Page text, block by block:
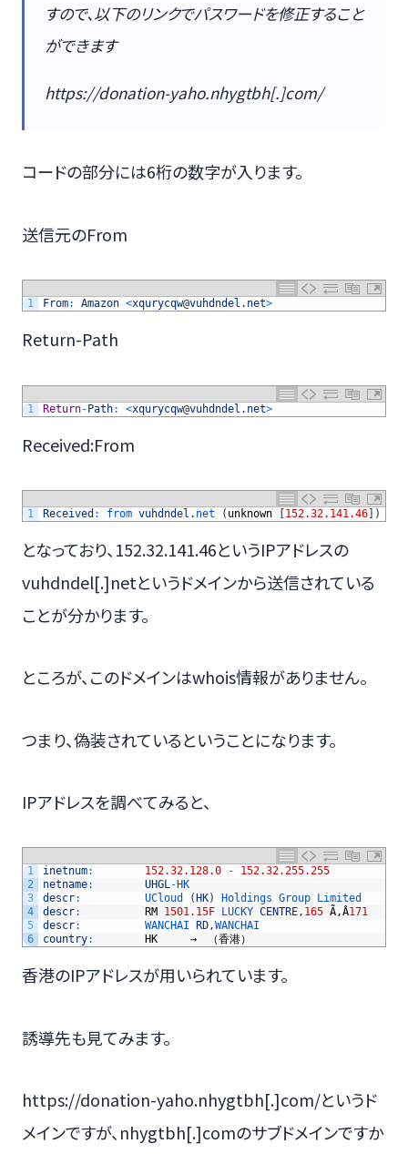
すので、以下のリンクでパスワードを修正すること
ができます
https://donation-yaho.nhygtbh[.]com/
コードの部分には6桁の数字が入ります。
送信元のFrom
1 From: Amazon <xqurycqw@vuhdndel . net>
Return-Path
1 Return-Path: <xqurycqw@vuhdndel . net>
Received:From
1 Received : from vuhdndel . net ( unknown 152.32.141.46 )
となっており、152.32.141.46というIPアドレスの
vuhdndel[.]netというドメインから送信されている
ことが分かります。
ところが、このドメインはwhois情報がありません。
つまり、偽装されているということになります。
IPアドレスを調べてみると、
1
2
3
4
5
6
inetnum: 152.32.128.0 -
152.32.255.255
netname: UHGL- HK
descr: UCloud ( HK) Holdings Group
Limited
descr: RM 1501.15F LUCKY CENTRE, 165 Ã‚Â­171
descr: WANCHAI RD,WANCHAI
country: HK →　（香港）
香港のIPアドレスが用いられています。
誘導先も見てみます。
https://donation-yaho.nhygtbh[.]com/というド
メインですが、nhygtbh[.]comのサブドメインですか